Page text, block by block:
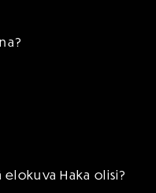
elokuva Haka olisi?